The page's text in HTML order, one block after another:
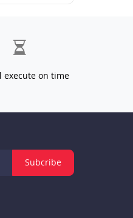
execute on time
Subcribe